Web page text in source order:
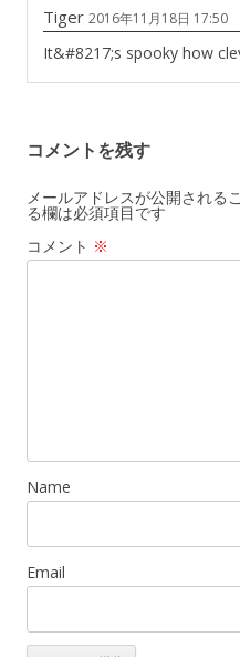
Tiger 2016年11月18日 17:50
It&#8217;s spooky how
コメントを残す
メールアドレスが公開される
る欄は必須項目です
コメント ※
Name
Email